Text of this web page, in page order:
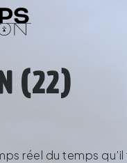
(22)
réel du temps qu’il